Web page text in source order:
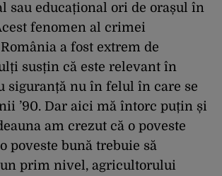
sau educațional ori de orașul în
fenomen al crimei
a fost extrem de
susțin că este relevant în
siguranță nu în felul în care se
’90. Dar aici mă întorc puțin și
am crezut că o poveste
poveste bună trebuie să
un prim nivel, agricultorului